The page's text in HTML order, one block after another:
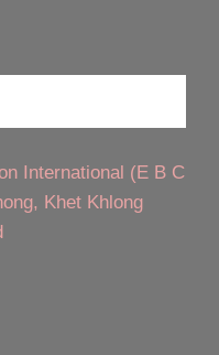
International (E B C
Khet Khlong